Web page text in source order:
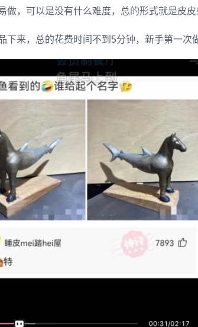
做，可以是没有什么难度，总的形式就是皮
下来，总的花费时间不到5分钟，新手第一次